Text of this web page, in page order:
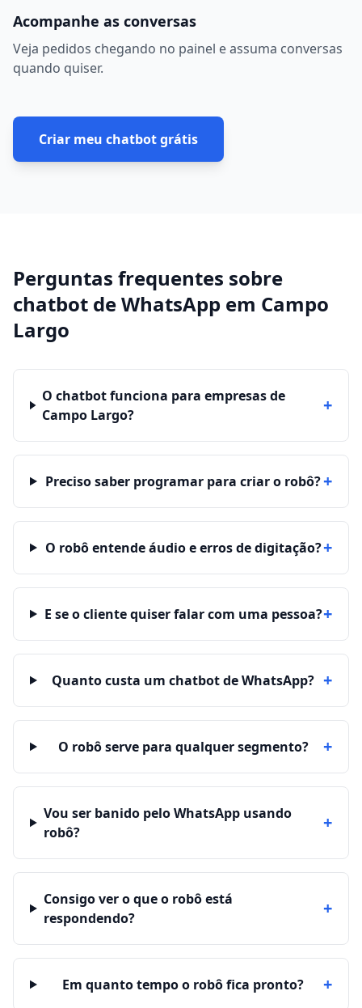
Acompanhe as conversas
Veja pedidos chegando no painel e assuma conversas
quando quiser.
Criar meu chatbot grátis
Perguntas frequentes sobre
chatbot de WhatsApp em Campo
Largo
O chatbot funciona para empresas de
Campo Largo?
+
Preciso saber programar para criar o robô?+
O robô entende áudio e erros de digitação?+
E se o cliente quiser falar com uma pessoa?+
Quanto custa um chatbot de WhatsApp? +
O robô serve para qualquer segmento? +
Vou ser banido pelo WhatsApp usando
robô?
+
Consigo ver o que o robô está
respondendo?
+
Em quanto tempo o robô fica pronto? +